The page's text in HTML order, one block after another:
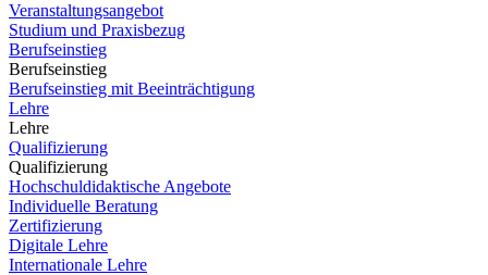
Veranstaltungsangebot
Studium und Praxisbezug
Berufseinstieg
Berufseinstieg
Berufseinstieg mit Beeinträchtigung
Lehre
Lehre
Qualifizierung
Qualifizierung
Hochschuldidaktische Angebote
Individuelle Beratung
Zertifizierung
Digitale Lehre
Internationale Lehre